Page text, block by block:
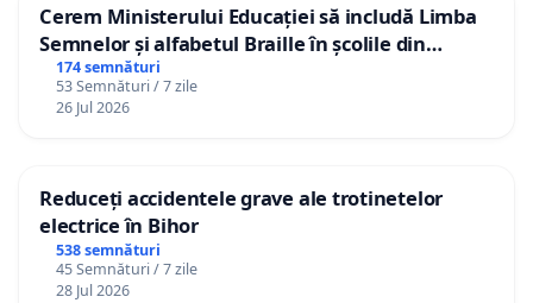
Cerem Ministerului Educației să includă Limba
Semnelor și alfabetul Braille în școlile din
Republica Moldova!
174 semnături
53 Semnături / 7 zile
26 Jul 2026
Reduceți accidentele grave ale trotinetelor
electrice în Bihor
538 semnături
45 Semnături / 7 zile
28 Jul 2026